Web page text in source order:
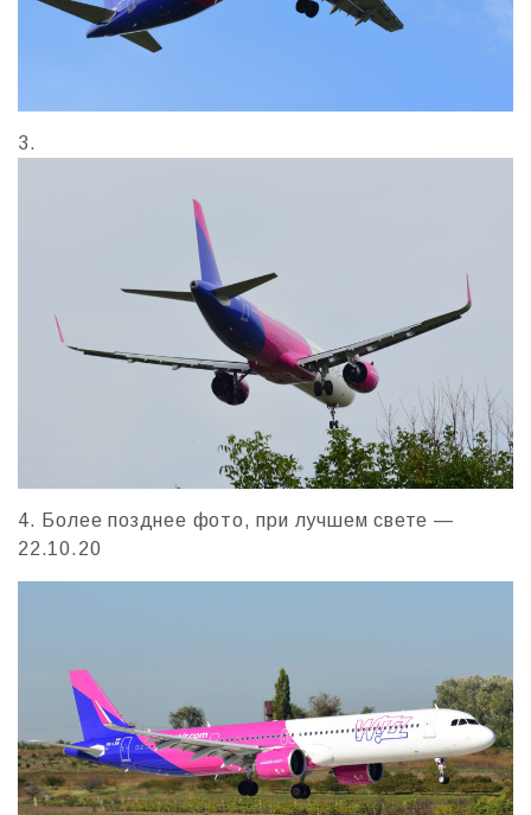
3.
4. Более позднее фото, при лучшем свете —
22.10.20